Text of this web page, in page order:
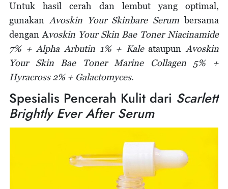
Untuk hasil cerah dan lembut yang optimal,
gunakan Avoskin Your Skinbare Serum bersama
dengan Avoskin Your Skin Bae Toner Niacinamide
7% + Alpha Arbutin 1% + Kaleataupun Avoskin
Your Skin Bae Toner Marine Collagen 5% +
Hyracross 2% + Galactomyces.
Spesialis Pencerah Kulit dari Scarlett
Brightly Ever After Serum